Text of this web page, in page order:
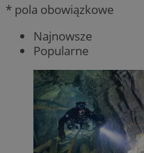
* pola obowiązkowe
Najnowsze
Popularne